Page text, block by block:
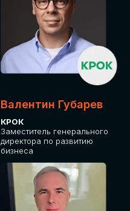
Валентин Губарев
КРОК
Заместитель генерального
директора по развитию
бизнеса